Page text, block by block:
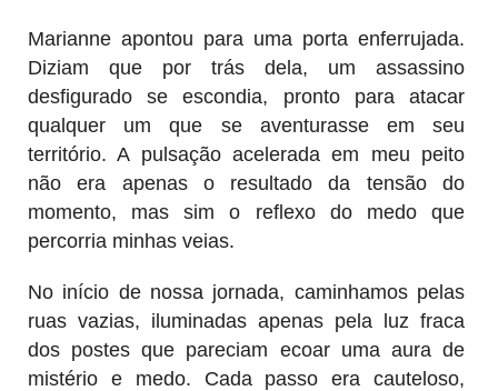
Marianne apontou para uma porta enferrujada.
Diziam que por trás dela, um assassino
desfigurado se escondia, pronto para atacar
qualquer um que se aventurasse em seu
território. A pulsação acelerada em meu peito
não era apenas o resultado da tensão do
momento, mas sim o reflexo do medo que
percorria minhas veias.
No início de nossa jornada, caminhamos pelas
ruas vazias, iluminadas apenas pela luz fraca
dos postes que pareciam ecoar uma aura de
mistério e medo. Cada passo era cauteloso,